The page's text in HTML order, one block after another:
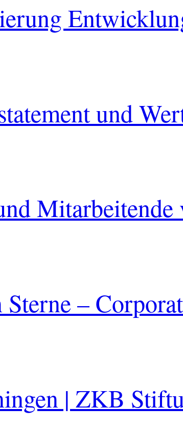
und
Mitarbeitende
–
| ZKB